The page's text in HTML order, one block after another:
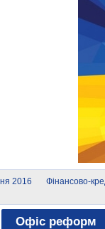
2016
Фінансово-
Офіс реформ